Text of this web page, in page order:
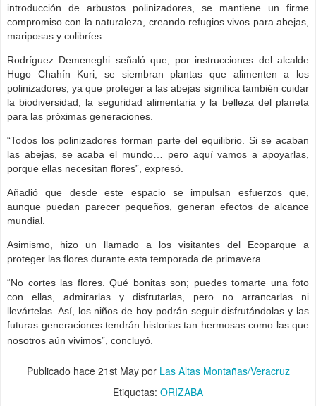
introducción de arbustos polinizadores, se mantiene un firme
compromiso con la naturaleza, creando refugios vivos para abejas,
mariposas y colibríes.
Rodríguez Demeneghi señaló que, por instrucciones del alcalde
Hugo Chahín Kuri, se siembran plantas que alimenten a los
polinizadores, ya que proteger a las abejas significa también cuidar
la biodiversidad, la seguridad alimentaria y la belleza del planeta
para las próximas generaciones.
“Todos los polinizadores forman parte del equilibrio. Si se acaban
las abejas, se acaba el mundo… pero aquí vamos a apoyarlas,
porque ellas necesitan flores”, expresó.
Añadió que desde este espacio se impulsan esfuerzos que,
aunque puedan parecer pequeños, generan efectos de alcance
mundial.
Asimismo, hizo un llamado a los visitantes del Ecoparque a
proteger las flores durante esta temporada de primavera.
“No cortes las flores. Qué bonitas son; puedes tomarte una foto
con ellas, admirarlas y disfrutarlas, pero no arrancarlas ni
llevártelas. Así, los niños de hoy podrán seguir disfrutándolas y las
futuras generaciones tendrán historias tan hermosas como las que
nosotros aún vivimos”, concluyó.
Publicado hace 21st Maypor Las Altas Montañas/Veracruz
Etiquetas: ORIZABA